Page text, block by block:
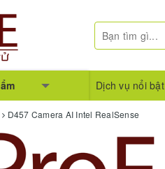
Dịch vụ nổi bật
D457 Camera AI Intel RealSense